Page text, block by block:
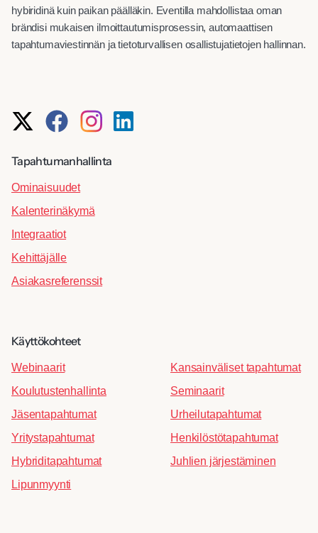
hybiridinä kuin paikan päälläkin. Eventilla mahdollistaa oman
brändisi mukaisen ilmoittautumisprosessin, automaattisen
tapahtumaviestinnän ja tietoturvallisen osallistujatietojen hallinnan.
Tapahtumanhallinta
Ominaisuudet
Kalenterinäkymä
Integraatiot
Kehittäjälle
Asiakasreferenssit
Käyttökohteet
Webinaarit
Koulutustenhallinta
Jäsentapahtumat
Yritystapahtumat
Hybriditapahtumat
Lipunmyynti
Kansainväliset tapahtumat
Seminaarit
Urheilutapahtumat
Henkilöstötapahtumat
Juhlien järjestäminen